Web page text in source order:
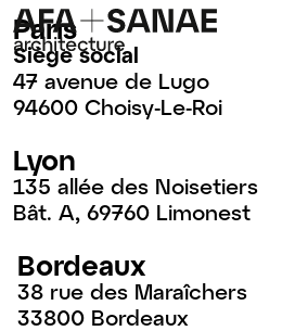
Paris
Siège social
47 avenue de Lugo
94600 Choisy-Le-Roi
Lyon
135 allée des Noisetiers
Bât. A, 69760 Limonest
Bordeaux
38 rue des Maraîchers
33800 Bordeaux